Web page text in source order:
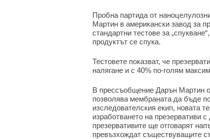
Пробна партида от
Мартин в американски завод за
стандартни тестове за
продуктът се спука.
Тестовете показват, че
налягане и с 40% по-голям
В прессъобщение Дарън Мартин
позволява мембраната да бъде
изследователския екип, новата
изработването на презервативи
презервативите ще отговарят
превъзхождат съществуващите